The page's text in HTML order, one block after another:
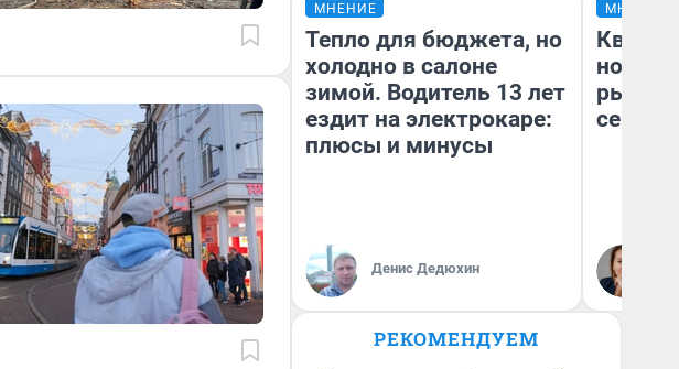
МНЕНИЕ
Тепло для бюджета, но
холодно в салоне
зимой. Водитель 13 лет
ездит на электрокаре:
плюсы и минусы
Денис Дедюхин
МНЕНИЕ
но
рынок
РЕКОМЕНДУЕМ